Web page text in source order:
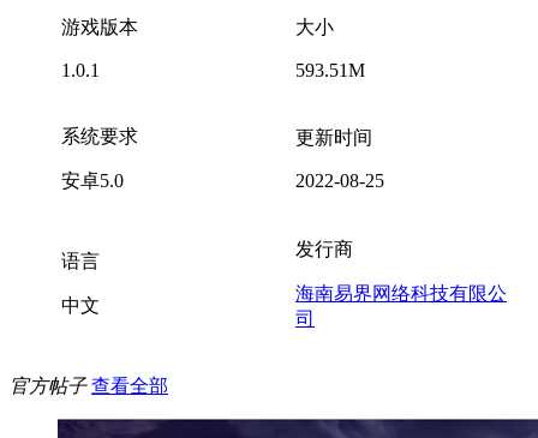
游戏版本
1.0.1
大小
593.51M
系统要求
安卓5.0
更新时间
2022-08-25
语言
中文
发行商
海南易界网络科技有限公
司
官方帖子 查看全部